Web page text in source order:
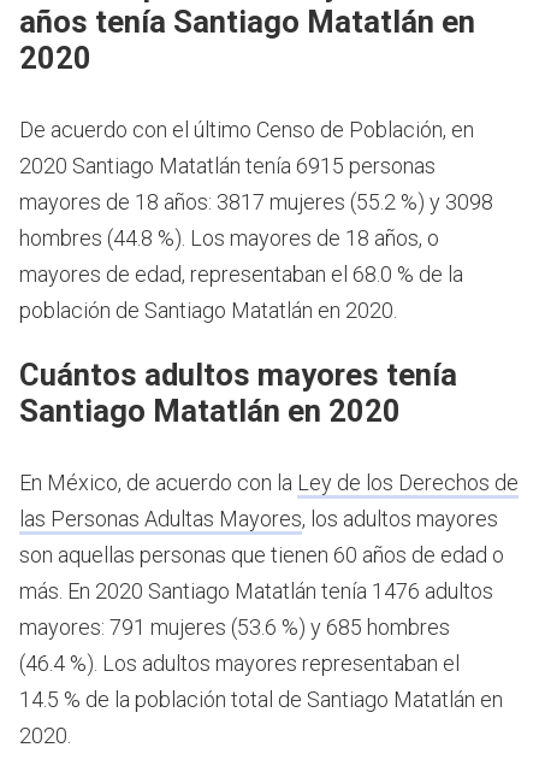
años tenía Santiago Matatlán en
2020
De acuerdo con el último Censo de Población, en
2020 Santiago Matatlán tenía 6915 personas
mayores de 18 años: 3817 mujeres (55.2 %) y 3098
hombres (44.8 %). Los mayores de 18 años, o
mayores de edad, representaban el 68.0 % de la
población de Santiago Matatlán en 2020.
Cuántos adultos mayores tenía
Santiago Matatlán en 2020
En México, de acuerdo con la Ley de los Derechos de
las Personas Adultas Mayores, los adultos mayores
son aquellas personas que tienen 60 años de edad o
más. En 2020 Santiago Matatlán tenía 1476 adultos
mayores: 791 mujeres (53.6 %) y 685 hombres
(46.4 %). Los adultos mayores representaban el
14.5 % de la población total de Santiago Matatlán en
2020.